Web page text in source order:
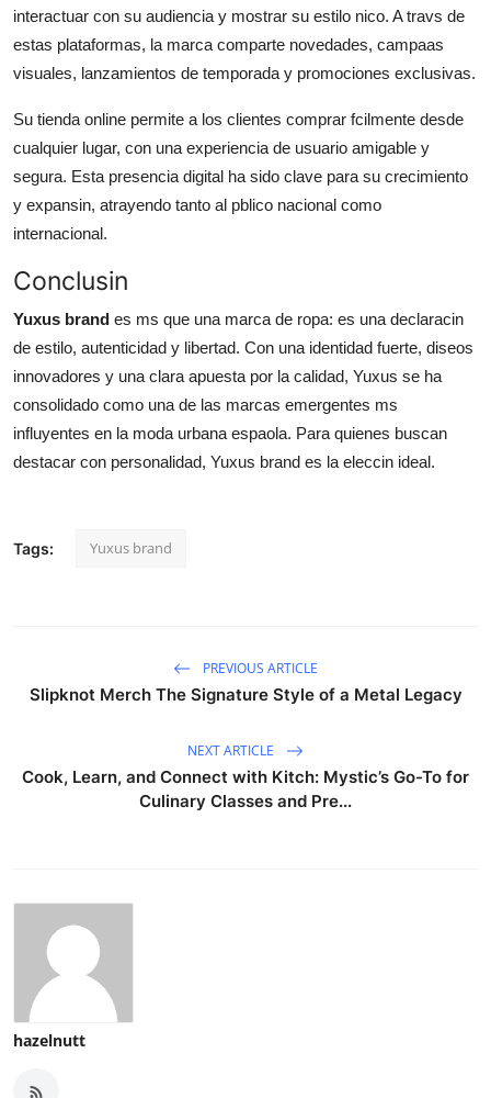
interactuar con su audiencia y mostrar su estilo nico. A travs de
estas plataformas, la marca comparte novedades, campaas
visuales, lanzamientos de temporada y promociones exclusivas.
Su tienda online permite a los clientes comprar fcilmente desde
cualquier lugar, con una experiencia de usuario amigable y
segura. Esta presencia digital ha sido clave para su crecimiento
y expansin, atrayendo tanto al pblico nacional como
internacional.
Conclusin
Yuxus brand es ms que una marca de ropa: es una declaracin
de estilo, autenticidad y libertad. Con una identidad fuerte, diseos
innovadores y una clara apuesta por la calidad, Yuxus se ha
consolidado como una de las marcas emergentes ms
influyentes en la moda urbana espaola. Para quienes buscan
destacar con personalidad, Yuxus brand es la eleccin ideal.
Tags: Yuxus brand
PREVIOUS ARTICLE
Slipknot Merch The Signature Style of a Metal Legacy
NEXT ARTICLE
Cook, Learn, and Connect with Kitch: Mystic’s Go-To for
Culinary Classes and Pre...
hazelnutt